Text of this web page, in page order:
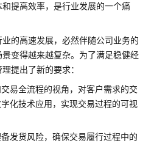
提高效率，是行业发展的一个痛
的高速发展，必然伴随公司业务的
变得越来越复杂。为了满足稳健经
提出了新的要求：
易全流程的视角，对客户需求的交
化技术应用，实现交易过程的可视
发货风险，确保交易履行过程中的